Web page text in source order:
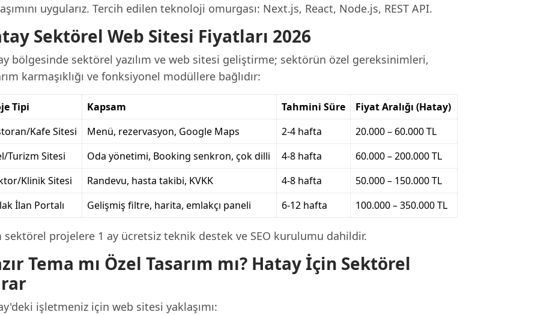
uygularız. Tercih edilen teknoloji omurgası: Next.js, React, Node.js, REST API.
Sektörel Web Sitesi Fiyatları 2026
bölgesinde sektörel yazılım ve web sitesi geliştirme; sektörün özel gereksinimleri,
karmaşıklığı ve fonksiyonel modüllere bağlıdır:
Tipi Kapsam Tahmini Süre
Fiyat Aralığı (Hatay)
Kafe Sitesi
Menü, rezervasyon, Google Maps 2-4 hafta
20.000 – 60.000 TL
Turizm Sitesi
Oda yönetimi, Booking senkron, çok dilli 4-8 hafta
60.000 – 200.000 TL
Klinik Sitesi
Randevu, hasta takibi, KVKK 4-8 hafta
50.000 – 150.000 TL
İlan Portalı
Gelişmiş filtre, harita, emlakçı paneli 6-12 hafta 100.000 – 350.000 TL
sektörel projelere 1 ay ücretsiz teknik destek ve SEO kurulumu dahildir.
Tema mı Özel Tasarım mı? Hatay İçin Sektörel
işletmeniz için web sitesi yaklaşımı: